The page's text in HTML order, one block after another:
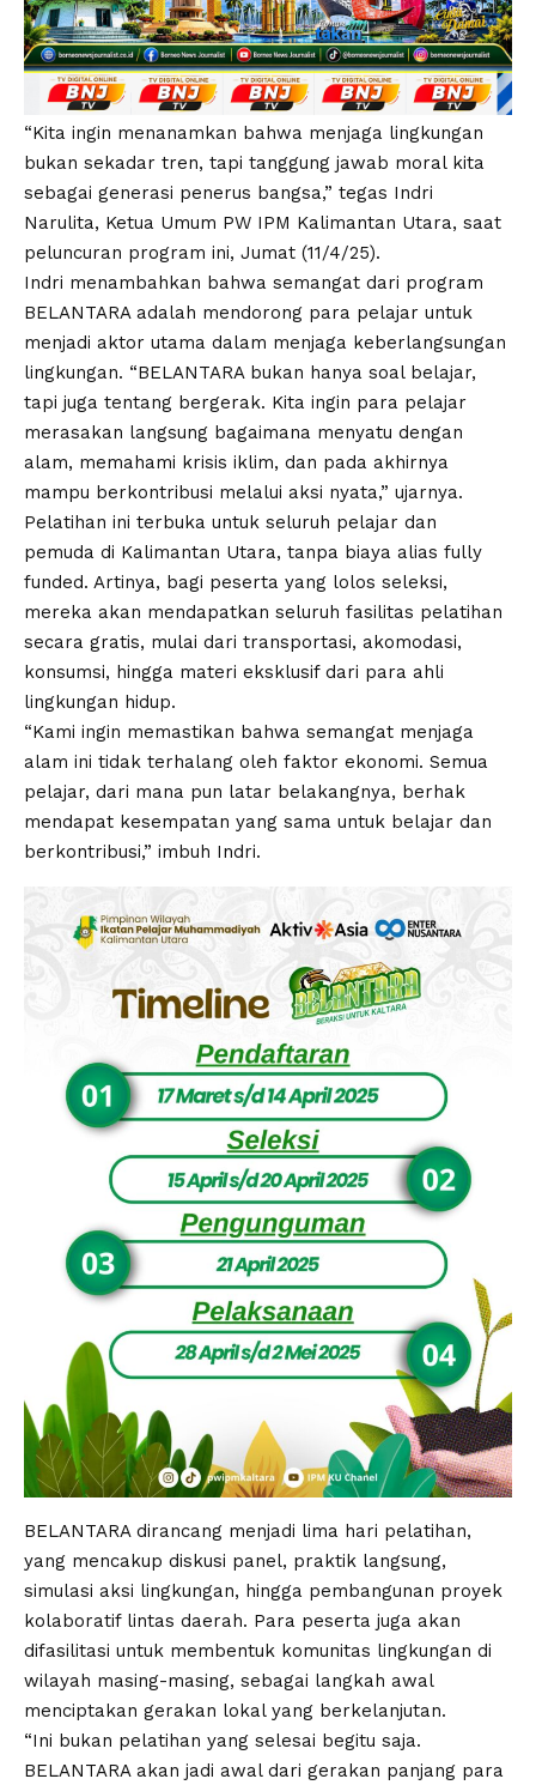
“Kita ingin menanamkan bahwa menjaga lingkungan
bukan sekadar tren, tapi tanggung jawab moral kita
sebagai generasi penerus bangsa,” tegas Indri
Narulita, Ketua Umum PW IPM Kalimantan Utara, saat
peluncuran program ini, Jumat (11/4/25).
Indri menambahkan bahwa semangat dari program
BELANTARA adalah mendorong para pelajar untuk
menjadi aktor utama dalam menjaga keberlangsungan
lingkungan. “BELANTARA bukan hanya soal belajar,
tapi juga tentang bergerak. Kita ingin para pelajar
merasakan langsung bagaimana menyatu dengan
alam, memahami krisis iklim, dan pada akhirnya
mampu berkontribusi melalui aksi nyata,” ujarnya.
Pelatihan ini terbuka untuk seluruh pelajar dan
pemuda di Kalimantan Utara, tanpa biaya alias fully
funded. Artinya, bagi peserta yang lolos seleksi,
mereka akan mendapatkan seluruh fasilitas pelatihan
secara gratis, mulai dari transportasi, akomodasi,
konsumsi, hingga materi eksklusif dari para ahli
lingkungan hidup.
“Kami ingin memastikan bahwa semangat menjaga
alam ini tidak terhalang oleh faktor ekonomi. Semua
pelajar, dari mana pun latar belakangnya, berhak
mendapat kesempatan yang sama untuk belajar dan
berkontribusi,” imbuh Indri.
BELANTARA dirancang menjadi lima hari pelatihan,
yang mencakup diskusi panel, praktik langsung,
simulasi aksi lingkungan, hingga pembangunan proyek
kolaboratif lintas daerah. Para peserta juga akan
difasilitasi untuk membentuk komunitas lingkungan di
wilayah masing-masing, sebagai langkah awal
menciptakan gerakan lokal yang berkelanjutan.
“Ini bukan pelatihan yang selesai begitu saja.
BELANTARA akan jadi awal dari gerakan panjang para